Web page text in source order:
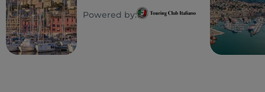
Powered by: